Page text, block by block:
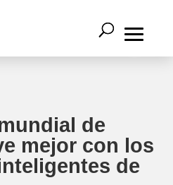
de
mejor con los
de